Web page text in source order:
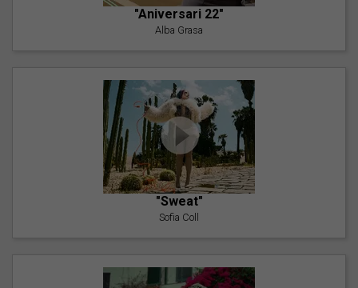
"Aniversari 22"
Alba Grasa
"Sweat"
Sofia Coll